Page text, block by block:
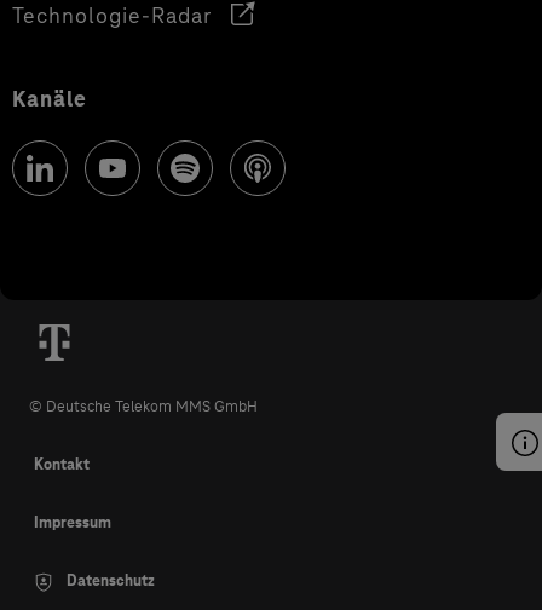
Technologie-Radar
Kanäle
© Deutsche Telekom MMS GmbH
Kontakt
Impressum
Datenschutz